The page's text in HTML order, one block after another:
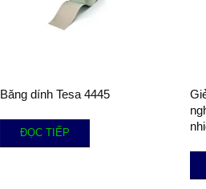
Băng dính Tesa 4445
ĐỌC TIẾP